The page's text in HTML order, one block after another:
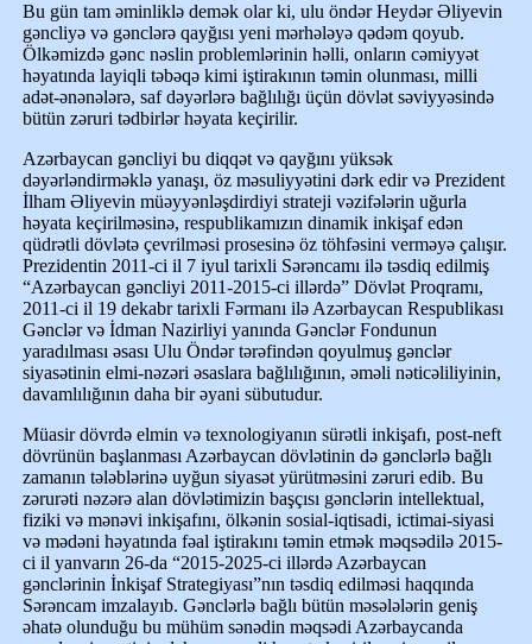
Bu gün tam əminliklə demək olar ki, ulu öndər Heydər Əliyevin
gəncliyə və gənclərə qayğısı yeni mərhələyə qədəm qoyub.
Ölkəmizdə gənc nəslin problemlərinin həlli, onların cəmiyyət
həyatında layiqli təbəqə kimi iştirakının təmin olunması, milli
adət-ənənələrə, saf dəyərlərə bağlılığı üçün dövlət səviyyəsində
bütün zəruri tədbirlər həyata keçirilir.
Azərbaycan gəncliyi bu diqqət və qayğını yüksək
dəyərləndirməklə yanaşı, öz məsuliyyətini dərk edir və Prezident
İlham Əliyevin müəyyənləşdirdiyi strateji vəzifələrin uğurla
həyata keçirilməsinə, respublikamızın dinamik inkişaf edən
qüdrətli dövlətə çevrilməsi prosesinə öz töhfəsini verməyə çalışır.
Prezidentin 2011-ci il 7 iyul tarixli Sərəncamı ilə təsdiq edilmiş
“Azərbaycan gəncliyi 2011-2015-ci illərdə” Dövlət Proqramı,
2011-ci il 19 dekabr tarixli Fərmanı ilə Azərbaycan Respublikası
Gənclər və İdman Nazirliyi yanında Gənclər Fondunun
yaradılması əsası Ulu Öndər tərəfindən qoyulmuş gənclər
siyasətinin elmi-nəzəri əsaslara bağlılığının, əməli nəticəliliyinin,
davamlılığının daha bir əyani sübutudur.
Müasir dövrdə elmin və texnologiyanın sürətli inkişafı, post-neft
dövrünün başlanması Azərbaycan dövlətinin də gənclərlə bağlı
zamanın tələblərinə uyğun siyasət yürütməsini zəruri edib. Bu
zərurəti nəzərə alan dövlətimizin başçısı gənclərin intellektual,
fiziki və mənəvi inkişafını, ölkənin sosial-iqtisadi, ictimai-siyasi
və mədəni həyatında fəal iştirakını təmin etmək məqsədilə 2015-
ci il yanvarın 26-da “2015-2025-ci illərdə Azərbaycan
gənclərinin İnkişaf Strategiyası”nın təsdiq edilməsi haqqında
Sərəncam imzalayıb. Gənclərlə bağlı bütün məsələlərin geniş
əhatə olunduğu bu mühüm sənədin məqsədi Azərbaycanda